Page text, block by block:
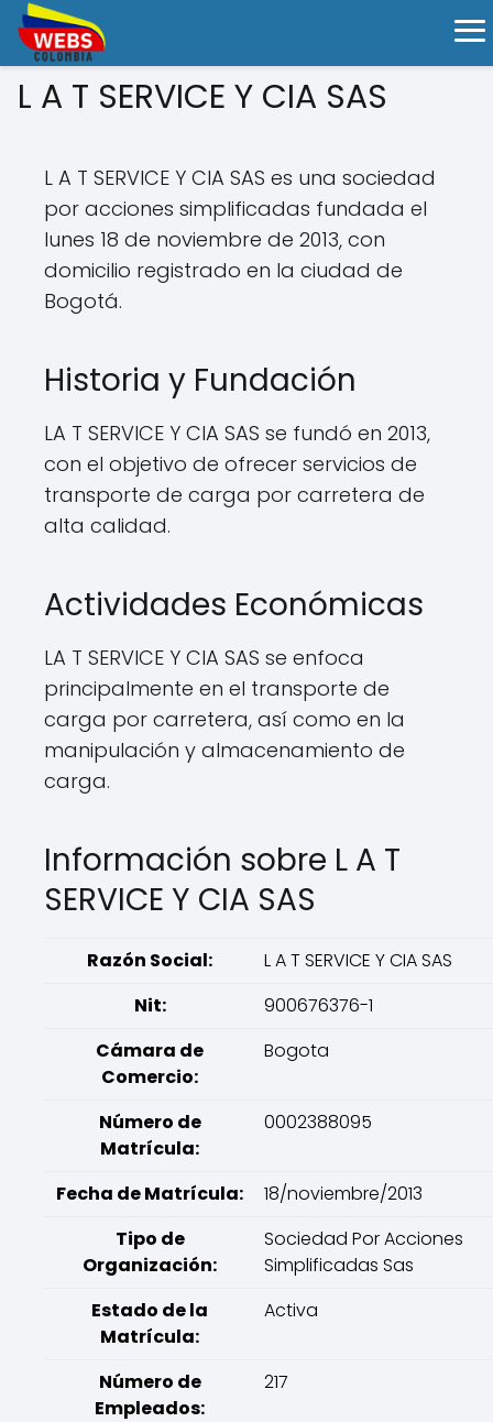
L A T SERVICE Y CIA SAS
L A T SERVICE Y CIA SAS es una sociedad
por acciones simplificadas fundada el
lunes 18 de noviembre de 2013, con
domicilio registrado en la ciudad de
Bogotá.
Historia y Fundación
LA T SERVICE Y CIA SAS se fundó en 2013,
con el objetivo de ofrecer servicios de
transporte de carga por carretera de
alta calidad.
Actividades Económicas
LA T SERVICE Y CIA SAS se enfoca
principalmente en el transporte de
carga por carretera, así como en la
manipulación y almacenamiento de
carga.
Información sobre L A T
SERVICE Y CIA SAS
Razón Social:
L A T SERVICE Y CIA SAS
Nit:
900676376-1
Cámara de
Comercio:
Bogota
Número de
Matrícula:
0002388095
Fecha de Matrícula:
18/noviembre/2013
Tipo de
Organización:
Sociedad Por Acciones
Simplificadas Sas
Estado de la
Matrícula:
Activa
Número de
Empleados:
217